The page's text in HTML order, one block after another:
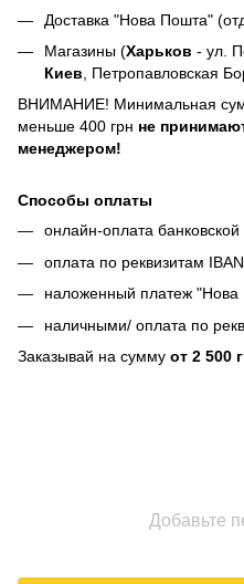
Доставка "Нова Пошта"
Магазины (Харьков - ул.
Киев , Петропавловская
ВНИМАНИЕ! Минимальная
меньше 400 грн не
менеджером!
Способы оплаты
онлайн-оплата
оплата по реквизитам IBAN
наложенный платеж
наличными/ оплата по
Заказывай на сумму от 2 500
Добавьте